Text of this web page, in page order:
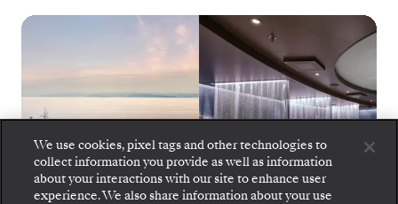
We use cookies, pixel tags and other technologies to
collect information you provide as well as information
about your interactions with our site to enhance user
experience. We also share information about your use